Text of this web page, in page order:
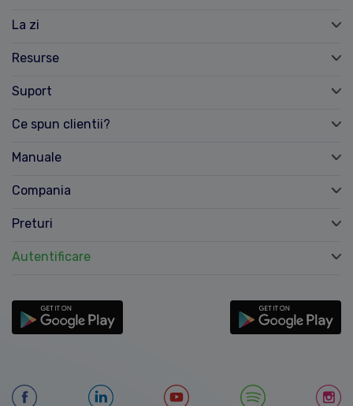
La zi
Resurse
Suport
Ce spun clientii?
Manuale
Compania
Preturi
Autentificare